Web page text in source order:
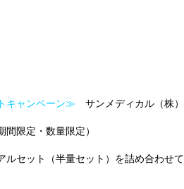
キャンペーン≫ サンメディカル（株）
限定・数量限定）
ルセット（半量セット）を詰め合わせて